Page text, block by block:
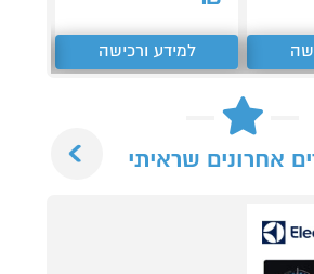
למידע ורכישה
אחרונים שראיתי